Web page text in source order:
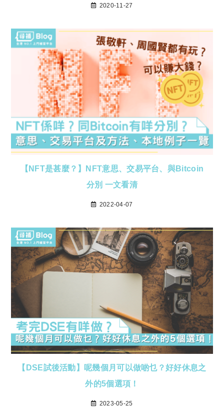
2020-11-27
【NFT是甚麼？】NFT意思、交易平台、與Bitcoin
分別 一文看清
2022-04-07
【DSE試後活動】呢幾個月可以做啲乜？好好休息之
外的5個選項！
2023-05-25